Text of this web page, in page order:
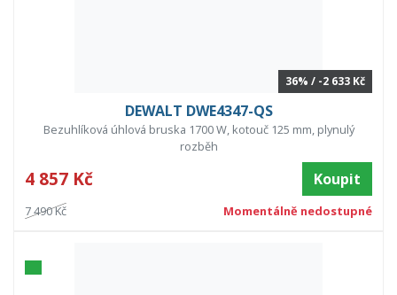
36% / -2 633 Kč
DEWALT DWE4347-QS
Bezuhlíková úhlová bruska 1700 W, kotouč 125 mm, plynulý
rozběh
4 857 Kč Koupit
7 490 Kč Momentálně nedostupné